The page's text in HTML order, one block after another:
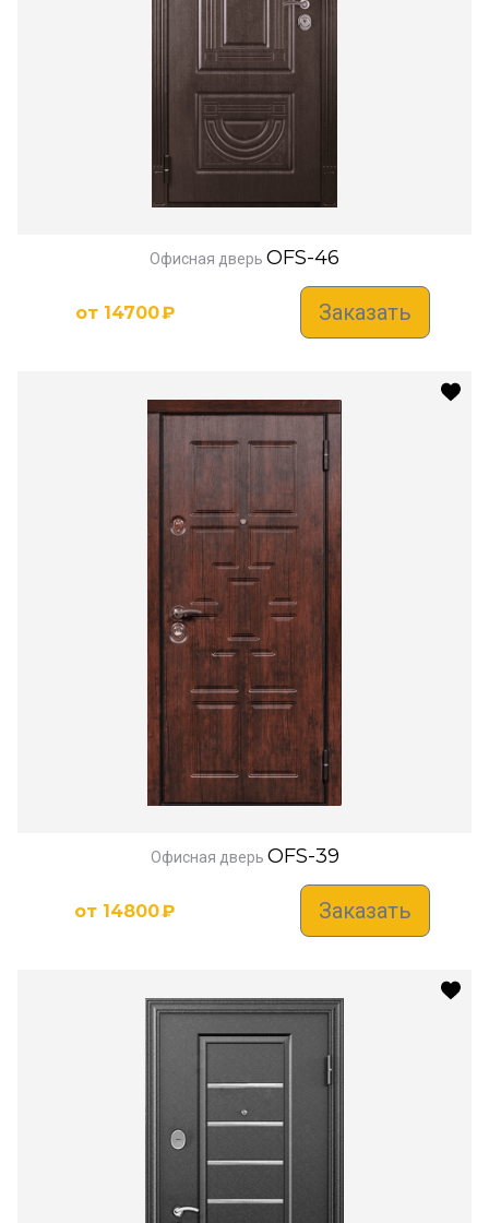
Офисная дверь OFS-46
от 14700₽ Заказать
Офисная дверь OFS-39
от 14800₽ Заказать